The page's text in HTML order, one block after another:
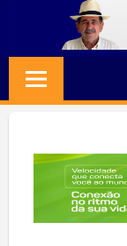
content
Jornalismo
Credibilidade